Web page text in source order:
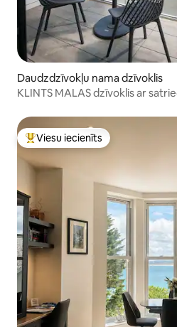
Daudzdzīvokļu nama dzīvoklis
KLINTS MALAS dzīvoklis ar
Populārs viesu iecienīts mājoklis
Viesu iecienīts